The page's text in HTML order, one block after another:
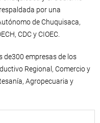
por una
de Chuquisaca,
CDC y CIOEC.
de300 empresas de los
Regional, Comercio y
Agropecuaria y